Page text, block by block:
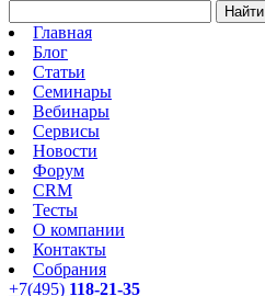
Найти
Главная
Блог
Статьи
Семинары
Вебинары
Сервисы
Новости
Форум
CRM
Тесты
О компании
Контакты
Собрания
+7(495) 118-21-35